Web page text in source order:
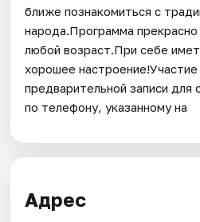
ближе познакомиться с
народа.Программа
любой возраст.При себе
хорошее настроение!Участие
предварительной записи для
по телефону, указанному на
Адрес